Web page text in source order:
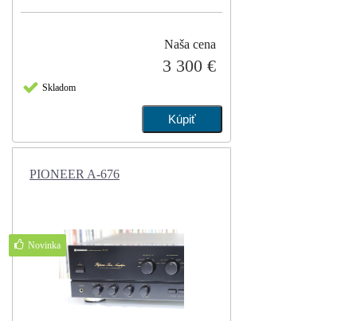
Naša cena
3 300 €
Skladom
PIONEER A-676
Novinka